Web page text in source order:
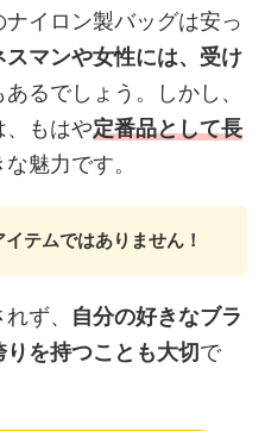
イロン製バッグは安っ
スマンや女性には、受け
るでしょう。しかし、
、もはや定番品として長
魅力です。
テムではありません！
ず、 自分の好きなブラ
を持つことも大切で